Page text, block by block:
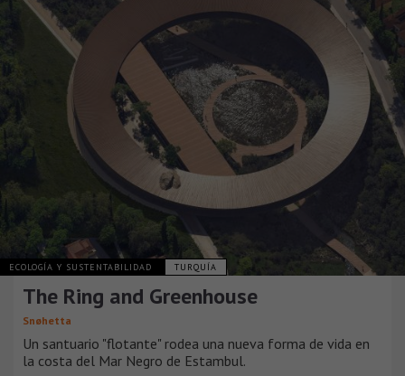
ECOLOGÍA Y SUSTENTABILIDAD TURQUÍA
The Ring and Greenhouse
Snøhetta
Un santuario "flotante" rodea una nueva forma de vida en
la costa del Mar Negro de Estambul.